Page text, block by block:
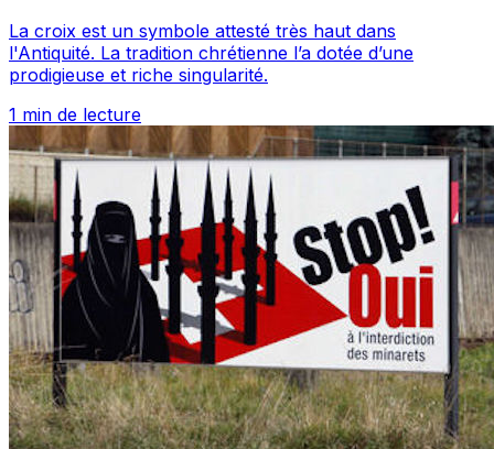
La croix est un symbole attesté très haut dans
l'Antiquité. La tradition chrétienne l’a dotée d’une
prodigieuse et riche singularité.
1 min de lecture